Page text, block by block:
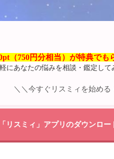
（750円分相当）が特典でも
にあなたの悩みを相談・鑑定して
＼＼今すぐリスミィを始める
「リスミィ」アプリのダウンロー